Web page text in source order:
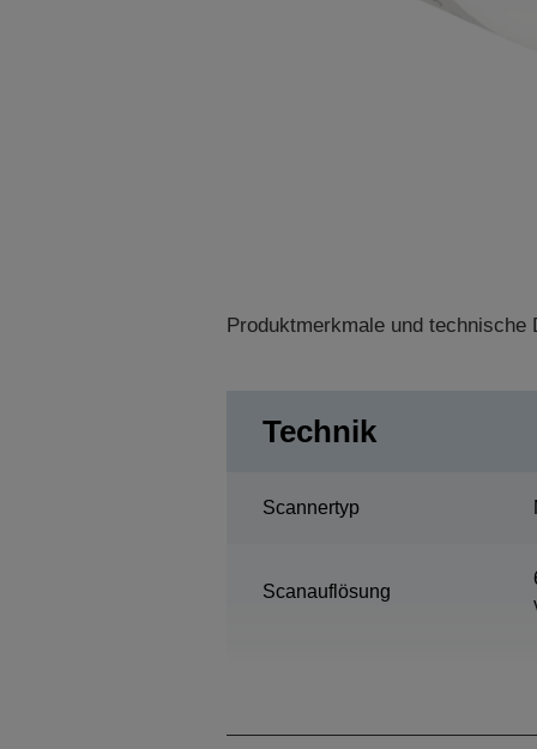
Produktmerkmale und technische
Technik
Scannertyp
Scanauflösung